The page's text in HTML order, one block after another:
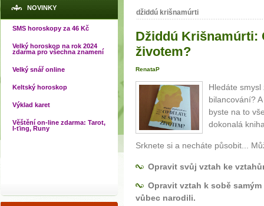
NOVINKY
SMS horoskopy za 46 Kč
Velký horoskop na rok 2024
zdarma pro všechna znamení
Velký snář online
Keltský horoskop
Výklad karet
Věštění on-line zdarma: Tarot,
I-ťing, Runy
Jste zde
džiddú krišnamúrti
Džiddú Krišnamúrti:
životem?
RenataP
Hledáte
bilancování?
byste na to
dokonalá
Srknete si a necháte působit...
Opravit svůj vztah ke
Opravit vztah k sobě
vůbec narodili.